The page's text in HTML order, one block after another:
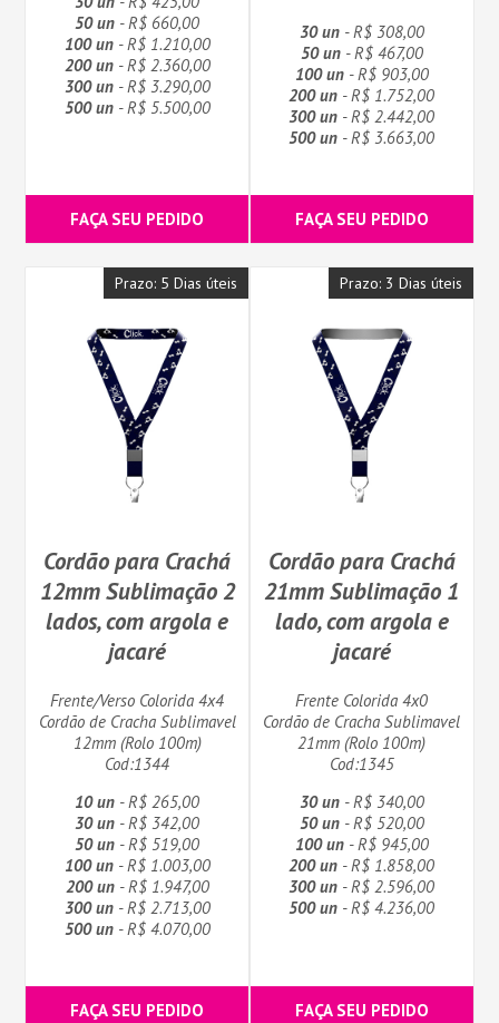
50 un - R$ 660,00
100 un- R$ 1.210,00
200 un- R$ 2.360,00
300 un- R$ 3.290,00
500 un- R$ 5.500,00
FAÇA SEU PEDIDO
30 un- R$ 308,00
50 un- R$ 467,00
100 un- R$ 903,00
200 un - R$ 1.752,00
300 un - R$ 2.442,00
500 un - R$ 3.663,00
FAÇA SEU PEDIDO
Prazo: 5 Dias úteis
Cordão para Crachá
12mm Sublimação 2
lados, com argola e
jacaré
Frente/Verso Colorida 4x4
Cordão de Cracha Sublimavel
12mm (Rolo 100m)
Cod:1344
10 un - R$ 265,00
30 un - R$ 342,00
50 un - R$ 519,00
100 un- R$ 1.003,00
200 un- R$ 1.947,00
300 un- R$ 2.713,00
500 un- R$ 4.070,00
FAÇA SEU PEDIDO
Prazo: 3 Dias úteis
Cordão para Crachá
21mm Sublimação 1
lado, com argola e
jacaré
Frente Colorida 4x0
Cordão de Cracha Sublimavel
21mm (Rolo 100m)
Cod:1345
30 un- R$ 340,00
50 un- R$ 520,00
100 un- R$ 945,00
200 un - R$ 1.858,00
300 un - R$ 2.596,00
500 un - R$ 4.236,00
FAÇA SEU PEDIDO